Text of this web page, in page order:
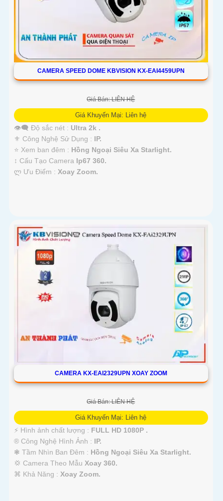
CAMERA SPEED DOME KBVISION KX-EAI4459UPN
Giá Bán: LIÊN HỆ
Giá Khuyến Mại: Liên hệ
👁️‍🗨 Độ sắc nét : Ultra 2k .
⚜️ Công Nghệ Sử Dụng : IP.
⭐ Xem ban đêm : Hồng Ngoại Siêu Xa Starlight.
↕️ Cấu Tạo Camera Ip67 360.
️ლ Ưu Điểm : Xoay Zoom.
CAMERA KX-EAI2329UPN XOAY ZOOM
Giá Bán: LIÊN HỆ
Giá Khuyến Mại: Liên hệ
️⚡ Hình ảnh chất lượng : FULL HD 1080P .
®️ Công Nghệ Hình Ảnh : IP.
❃ Tầm Nhìn Ban Đêm : Hồng Ngoại Siêu Xa Starlight.
💢 Camera Theo Mẫu Xoay 360.
️⌘ Khả Năng : Xoay Zoom.